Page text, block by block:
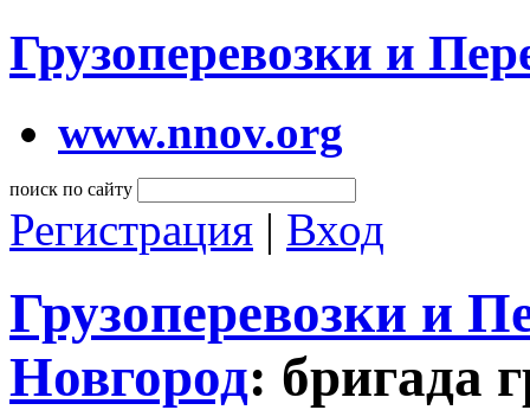
Грузоперевозки и
www.nnov.org
поиск по сайту
Регистрация | Вход
Грузоперевозки и
Новгород: бригада